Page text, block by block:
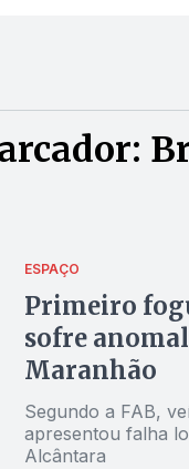
ESPAÇO
Primeiro
sofre
Maranhão
Segundo a FAB,
apresentou falha
Alcântara